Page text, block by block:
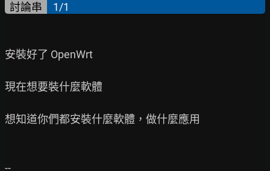
討論串 1/1
安裝好了 OpenWrt
現在想要裝什麼軟體
想知道你們都安裝什麼軟體，做什麼應用